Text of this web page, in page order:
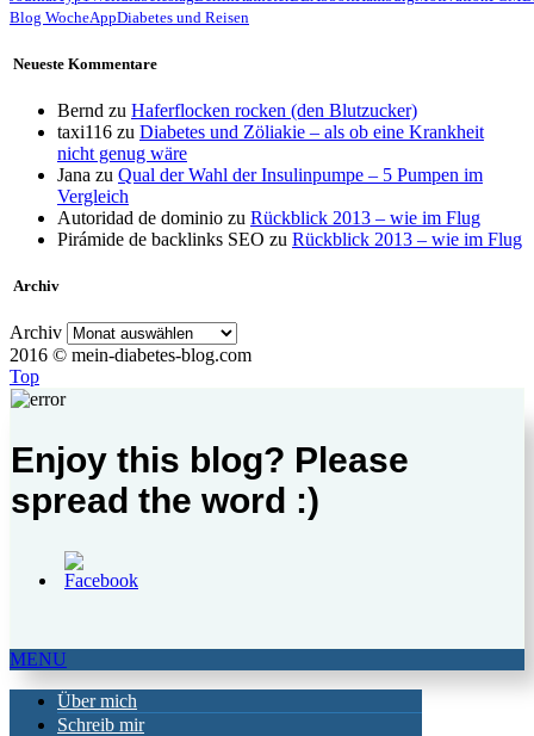
Blog WocheAppDiabetes und Reisen
Neueste Kommentare
Bernd zu Haferflocken rocken (den Blutzucker)
taxi116 zu Diabetes und Zöliakie – als ob eine Krankheit
nicht genug wäre
Jana zu Qual der Wahl der Insulinpumpe – 5 Pumpen im
Vergleich
Autoridad de dominio zu Rückblick 2013 – wie im Flug
Pirámide de backlinks SEO zu Rückblick 2013 – wie im Flug
Archiv
Archiv
2016 © mein-diabetes-blog.com
Top
Enjoy this blog? Please
spread the word :)
MENU
Über mich
Schreib mir